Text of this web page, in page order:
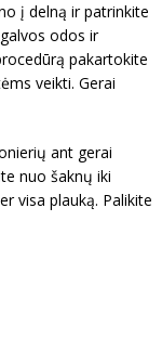
į delną ir patrinkite
odos ir
pakartokite
veikti. Gerai
ant gerai
nuo šaknų iki
visa plauką. Palikite